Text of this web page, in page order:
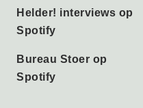
Helder! interviews op
Spotify
Bureau Stoer op
Spotify